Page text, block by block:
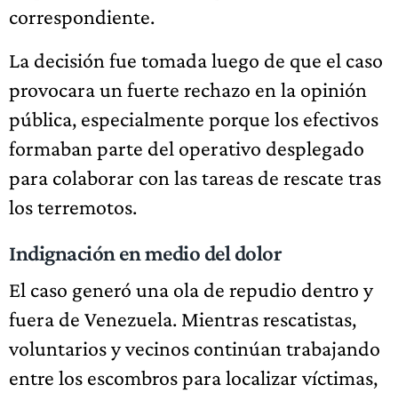
correspondiente.
La decisión fue tomada luego de que el caso
provocara un fuerte rechazo en la opinión
pública, especialmente porque los efectivos
formaban parte del operativo desplegado
para colaborar con las tareas de rescate tras
los terremotos.
Indignación en medio del dolor
El caso generó una ola de repudio dentro y
fuera de Venezuela. Mientras rescatistas,
voluntarios y vecinos continúan trabajando
entre los escombros para localizar víctimas,